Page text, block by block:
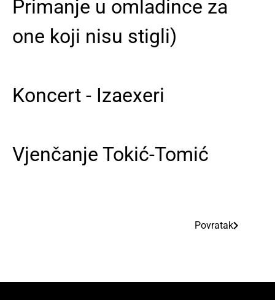
Primanje u omladince za
one koji nisu stigli)
Koncert - Izaexeri
Vjenčanje Tokić-Tomić
Povratak